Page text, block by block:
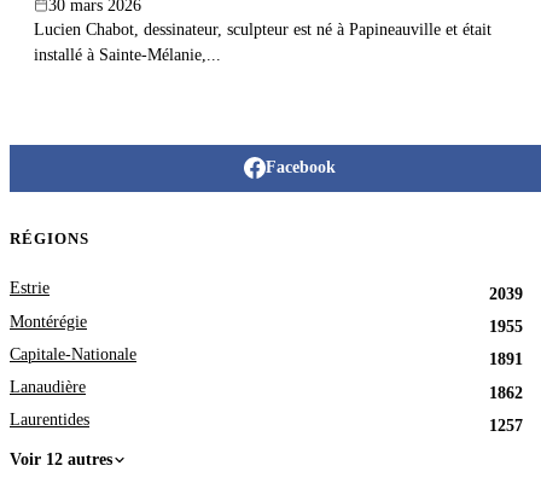
30 mars 2026
Lucien Chabot, dessinateur, sculpteur est né à Papineauville et était
installé à Sainte-Mélanie,...
Facebook
RÉGIONS
Estrie
2039
Montérégie
1955
Capitale-Nationale
1891
Lanaudière
1862
Laurentides
1257
Voir 12 autres